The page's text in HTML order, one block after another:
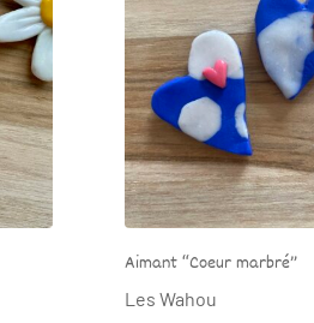
Aimant “Timbre Oiseau”
Les Wahou